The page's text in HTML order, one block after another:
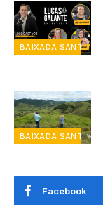
BAIXADA SANTISTA
BAIXADA SANTISTA
Facebook